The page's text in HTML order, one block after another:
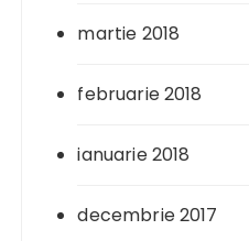
martie 2018
februarie 2018
ianuarie 2018
decembrie 2017